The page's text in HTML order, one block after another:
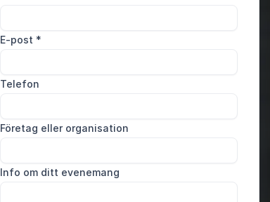
E-post *
Telefon
Företag eller organisation
Info om ditt evenemang